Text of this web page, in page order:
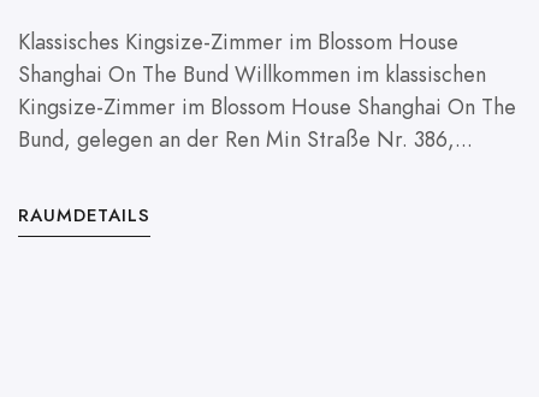
Klassisches Kingsize-Zimmer im Blossom House
Shanghai On The Bund Willkommen im klassischen
Kingsize-Zimmer im Blossom House Shanghai On The
Bund, gelegen an der Ren Min Straße Nr. 386,...
RAUMDETAILS